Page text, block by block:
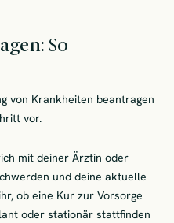
So
von Krankheiten beantragen
vor.
mit deiner Ärztin oder
und deine aktuelle
ob eine Kur zur Vorsorge
oder stationär stattfinden